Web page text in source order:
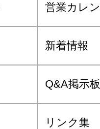
営業カレ
新着情報
Q&A掲示板
リンク集